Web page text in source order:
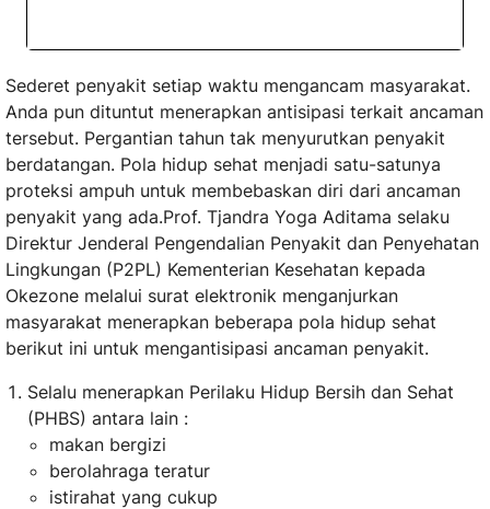
Sederet penyakit setiap waktu mengancam masyarakat.
Anda pun dituntut menerapkan antisipasi terkait ancaman
tersebut. Pergantian tahun tak menyurutkan penyakit
berdatangan. Pola hidup sehat menjadi satu-satunya
proteksi ampuh untuk membebaskan diri dari ancaman
penyakit yang ada.Prof. Tjandra Yoga Aditama selaku
Direktur Jenderal Pengendalian Penyakit dan Penyehatan
Lingkungan (P2PL) Kementerian Kesehatan kepada
Okezone melalui surat elektronik menganjurkan
masyarakat menerapkan beberapa pola hidup sehat
berikut ini untuk mengantisipasi ancaman penyakit.
Selalu menerapkan Perilaku Hidup Bersih dan Sehat
(PHBS) antara lain :
makan bergizi
berolahraga teratur
istirahat yang cukup